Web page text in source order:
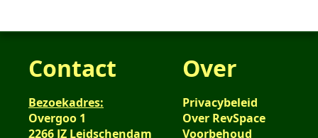
Contact
Bezoekadres:
Overgoo 1
2266 JZ Leidschendam
Over
Privacybeleid
Over RevSpace
Voorbehoud